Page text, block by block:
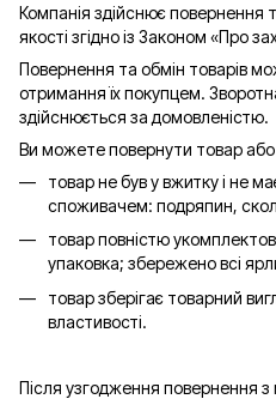
Компанія здійснює повернення
якості згідно із Законом «Про
Повернення та обмін товарів
отримання їх покупцем.
здійснюється за домовленістю.
Ви можете повернути товар
товар не був у вжитку і не
споживачем: подряпин,
товар повністю
упаковка; збережено всі
товар зберігає товарний
властивості.
Після узгодження повернення